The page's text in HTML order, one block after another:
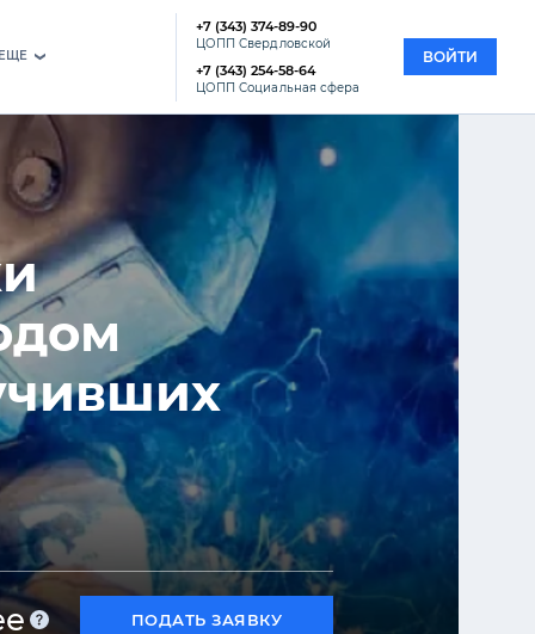
›
+7 (343) 374-89-90
ЦОПП Свердловской
+7 (343) 254-58-64
ЦОПП Социальная сфера
ВОЙТИ
ПОДАТЬ ЗАЯВКУ